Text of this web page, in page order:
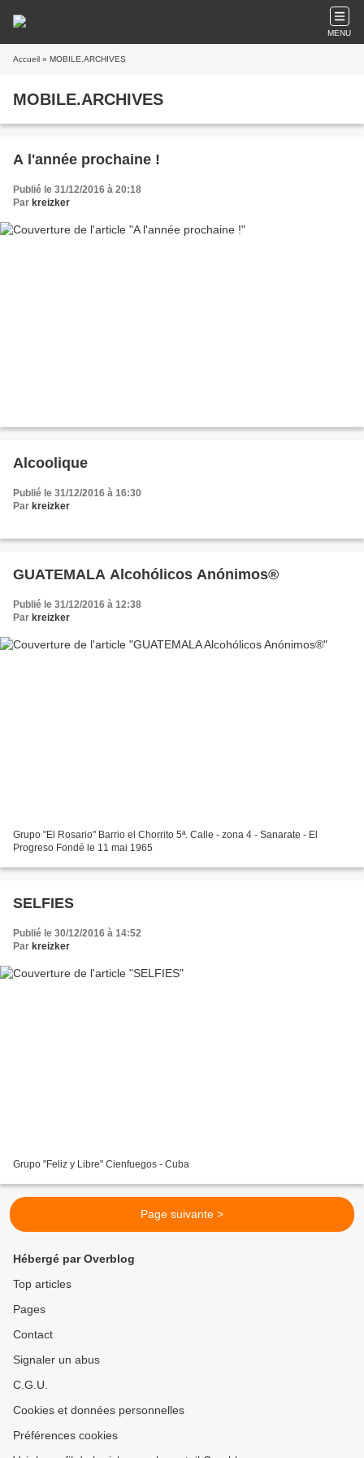
MENU
Accueil » MOBILE.ARCHIVES
MOBILE.ARCHIVES
A l'année prochaine !
Publié le 31/12/2016 à 20:18
Par kreizker
Alcoolique
Publié le 31/12/2016 à 16:30
Par kreizker
GUATEMALA Alcohólicos Anónimos®
Publié le 31/12/2016 à 12:38
Par kreizker
Grupo "El Rosario" Barrio el Chorrito 5ª. Calle - zona 4 - Sanarate - El
Progreso Fondé le 11 mai 1965
SELFIES
Publié le 30/12/2016 à 14:52
Par kreizker
Grupo "Feliz y Libre" Cienfuegos - Cuba
Page suivante >
Hébergé par Overblog
Top articles
Pages
Contact
Signaler un abus
C.G.U.
Cookies et données personnelles
Préférences cookies